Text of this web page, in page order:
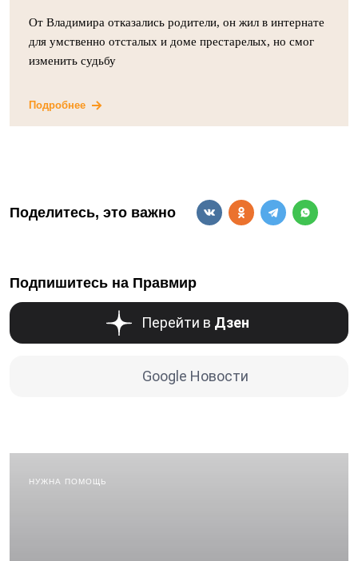
От Владимира отказались родители, он жил в интернате
для умственно отсталых и доме престарелых, но смог
изменить судьбу
Подробнее
Поделитесь, это важно
Подпишитесь на Правмир
Перейти в Дзен
Google Новости
НУЖНА ПОМОЩЬ